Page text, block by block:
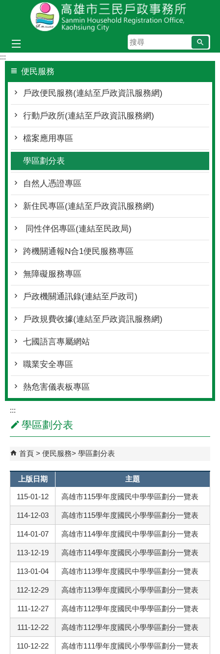
跳到主要內容區塊
搜
尋
:::
便民服務
戶政便民服務(連結至戶政資訊服務網)
行動戶政所(連結至戶政資訊服務網)
檔案應用專區
學區劃分表
自然人憑證專區
新住民專區(連結至戶政資訊服務網)
同性伴侶專區(連結至民政局)
跨機關通報N合1便民服務專區
無障礙服務專區
戶政機關通訊錄(連結至戶政司)
戶政規費收據(連結至戶政資訊服務網)
七國語言專屬網站
職業安全專區
熱危害儀表板專區
:::
學區劃分表
首頁 便民服務 學區劃分表
上版日期 主題
115-01-12 高雄市115學年度國民中學學區劃分一覽表
114-12-03 高雄市115學年度國民小學學區劃分一覽表
114-01-07 高雄市114學年度國民中學學區劃分一覽表
113-12-19 高雄市114學年度國民小學學區劃分一覽表
113-01-04 高雄市113學年度國民中學學區劃分一覽表
112-12-29 高雄市113學年度國民小學學區劃分一覽表
111-12-27 高雄市112學年度國民中學學區劃分一覽表
111-12-22 高雄市112學年度國民小學學區劃分一覽表
110-12-22 高雄市111學年度國民小學學區劃分一覽表